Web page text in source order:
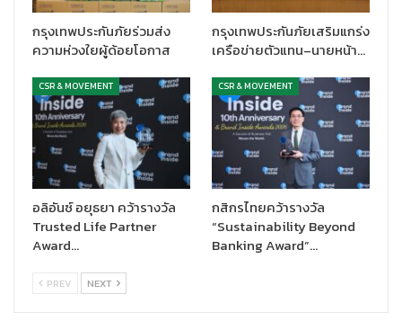
กรุงเทพประกันภัยร่วมส่ง
ความห่วงใยผู้ด้อยโอกาส
กรุงเทพประกันภัยเสริมแกร่ง
เครือข่ายตัวแทน–นายหน้า…
CSR & MOVEMENT
อลิอันซ์ อยุธยา คว้ารางวัล
Trusted Life Partner
Award…
CSR & MOVEMENT
กสิกรไทยคว้ารางวัล
“Sustainability Beyond
Banking Award”…
PREV NEXT